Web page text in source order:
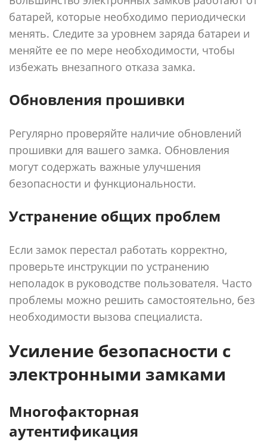
батарей, которые необходимо периодически
менять. Следите за уровнем заряда батареи и
меняйте ее по мере необходимости, чтобы
избежать внезапного отказа замка.
Обновления прошивки
Регулярно проверяйте наличие обновлений
прошивки для вашего замка. Обновления
могут содержать важные улучшения
безопасности и функциональности.
Устранение общих проблем
Если замок перестал работать корректно,
проверьте инструкции по устранению
неполадок в руководстве пользователя. Часто
проблемы можно решить самостоятельно, без
необходимости вызова специалиста.
Усиление безопасности с
электронными замками
Многофакторная
аутентификация